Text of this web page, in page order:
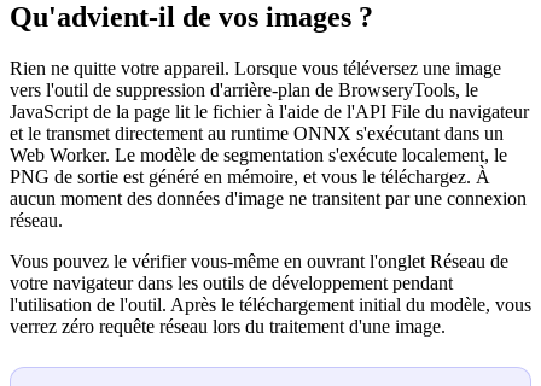
Qu'advient-il de vos images ?
Rien ne quitte votre appareil. Lorsque vous téléversez une image
vers l'outil de suppression d'arrière-plan de BrowseryTools, le
JavaScript de la page lit le fichier à l'aide de l'API File du navigateur
et le transmet directement au runtime ONNX s'exécutant dans un
Web Worker. Le modèle de segmentation s'exécute localement, le
PNG de sortie est généré en mémoire, et vous le téléchargez. À
aucun moment des données d'image ne transitent par une connexion
réseau.
Vous pouvez le vérifier vous-même en ouvrant l'onglet Réseau de
votre navigateur dans les outils de développement pendant
l'utilisation de l'outil. Après le téléchargement initial du modèle, vous
verrez zéro requête réseau lors du traitement d'une image.